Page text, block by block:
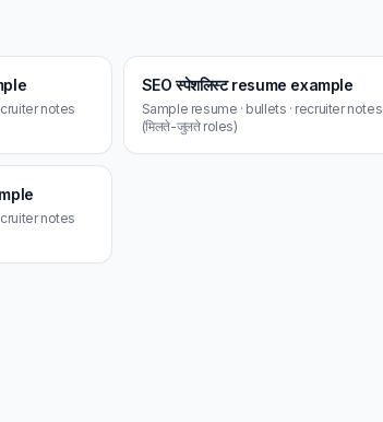
notes
SEO स्पेशलिस्ट resume example
Sample resume · bullets · recruiter notes
(मिलते-जुलते roles)
notes